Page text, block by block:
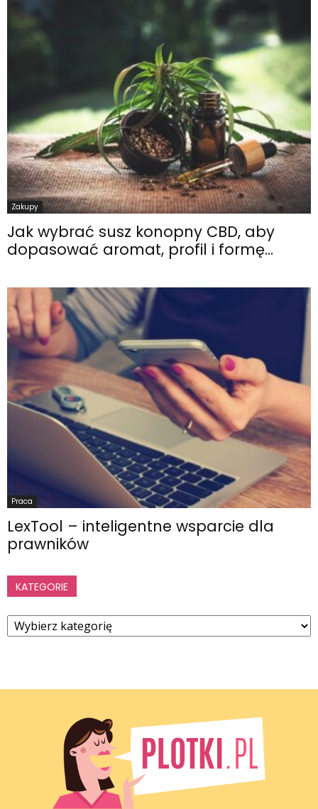
Zakupy
Jak wybrać susz konopny CBD, aby
dopasować aromat, profil i formę...
Praca
LexTool – inteligentne wsparcie dla
prawników
KATEGORIE
Kategorie